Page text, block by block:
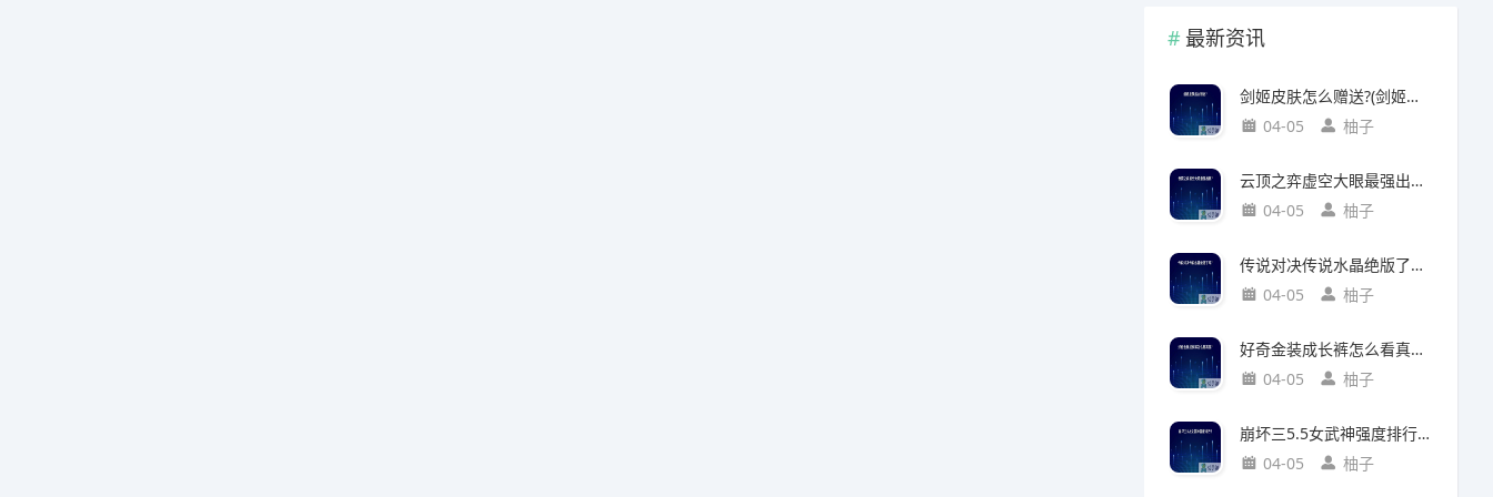
最新资讯
剑姬皮肤怎么赠送?(剑姬皮肤怎么赠送给别人)
04-05
柚子
云顶之弈虚空大眼最强出装?(云顶之弈虚空之眼出装)
04-05
柚子
传说对决传说水晶绝版了吗?(传说对决 传说水晶)
04-05
柚子
好奇金装成长裤怎么看真假?(好奇金装成长裤怎么看真假鉴别)
04-05
柚子
崩坏三5.5女武神强度排行?(崩坏三5.2女武神强度)
04-05
柚子